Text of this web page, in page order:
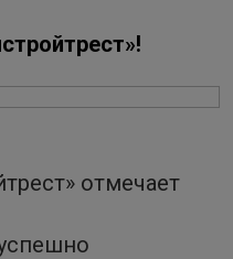
отмечает